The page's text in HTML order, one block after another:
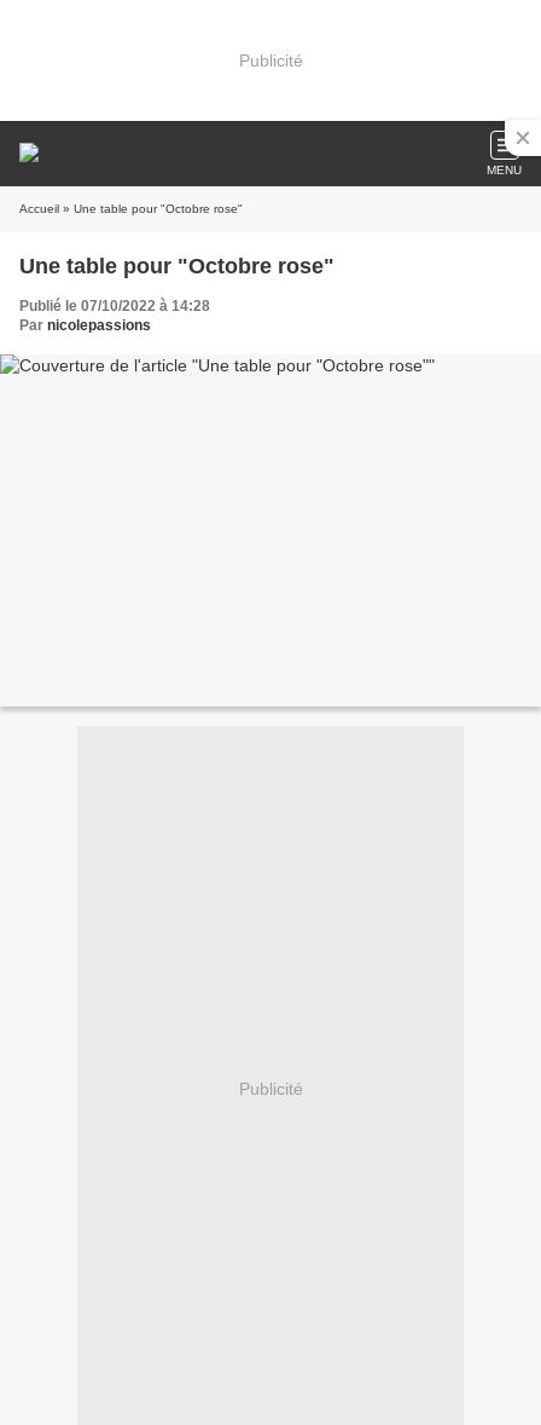
Publicité
MENU
Accueil » Une table pour "Octobre rose"
Une table pour "Octobre rose"
Publié le 07/10/2022 à 14:28
Par nicolepassions
Publicité